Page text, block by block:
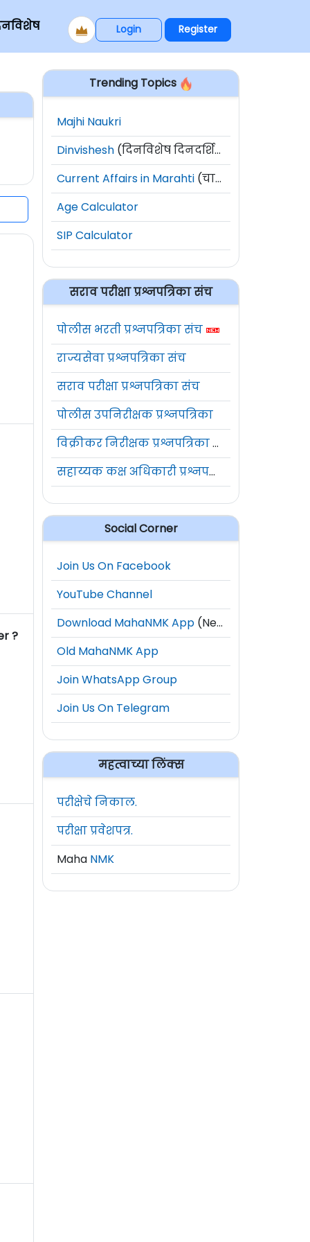
Login Register
?
Trending Topics
Majhi Naukri
Dinvishesh (दिनविशेष दिनदर्शिका)
Current Affairs in Marahti (चालू घडामोडी)
Age Calculator
SIP Calculator
सराव परीक्षा प्रश्नपत्रिका संच
पोलीस भरती प्रश्नपत्रिका संच
राज्यसेवा प्रश्नपत्रिका संच
सराव परीक्षा प्रश्नपत्रिका संच
पोलीस उपनिरीक्षक प्रश्नपत्रिका
विक्रीकर निरीक्षक प्रश्नपत्रिका संच
सहाय्यक कक्ष अधिकारी प्रश्नपत्रिका संच
Social Corner
Join Us On Facebook
YouTube Channel
Download MahaNMK App (New)
Old MahaNMK App
Join WhatsApp Group
Join Us On Telegram
महत्वाच्या लिंक्स
परीक्षेचे निकाल.
परीक्षा प्रवेशपत्र.
Maha NMK